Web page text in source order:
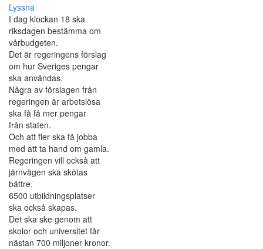
Lyssna
I dag klockan 18 ska
riksdagen bestämma om
vårbudgeten.
Det är regeringens förslag
om hur Sveriges pengar
ska användas.
Några av förslagen från
regeringen är arbetslösa
ska få få mer pengar
från staten.
Och att fler ska få jobba
med att ta hand om gamla.
Regeringen vill också att
järnvägen ska skötas
bättre.
6500 utbildningsplatser
ska också skapas.
Det ska ske genom att
skolor och universitet får
nästan 700 miljoner kronor.